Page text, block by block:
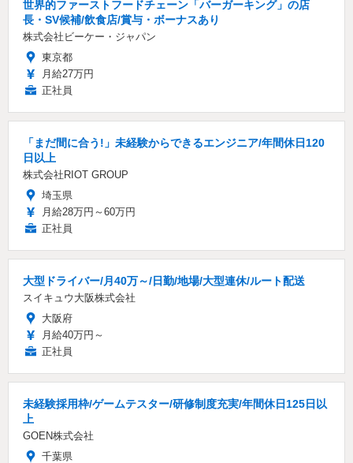
世界的ファーストフードチェーン「バーガーキング」の店
長・SV候補/飲食店/賞与・ボーナスあり
株式会社ビーケー・ジャパン
東京都
月給27万円
正社員
「まだ間に合う!」未経験からできるエンジニア/年間休日120
日以上
株式会社RIOT GROUP
埼玉県
月給28万円～60万円
正社員
大型ドライバー/月40万～/日勤/地場/大型連休/ルート配送
スイキュウ大阪株式会社
大阪府
月給40万円～
正社員
未経験採用枠/ゲームテスター/研修制度充実/年間休日125日以
上
GOEN株式会社
千葉県